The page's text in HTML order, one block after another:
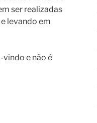
ser realizadas
levando em
vindo e não é